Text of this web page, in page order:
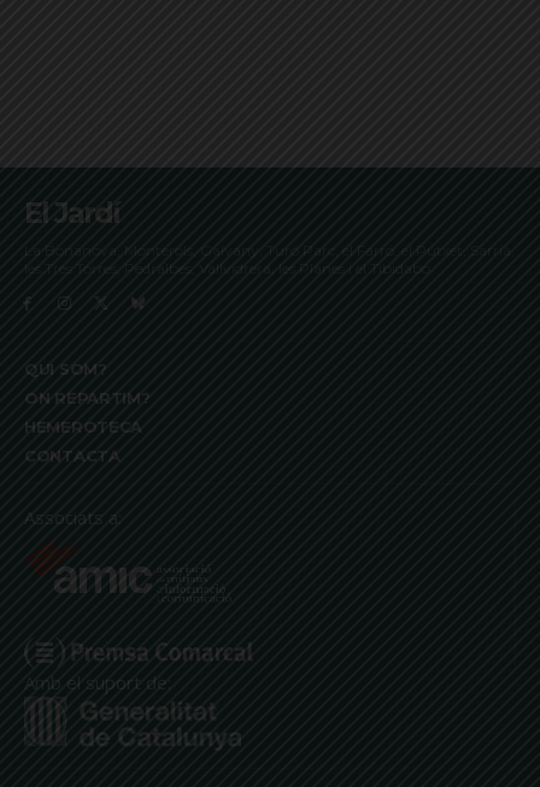
El Jardí
La Bonanova, Monterols, Galvany, Turó Parc, el Farró, el Putxet, Sarrià,
les Tres Torres, Pedralbes, Vallvidrera, les Planes i el Tibidabo
QUI SOM?
ON REPARTIM?
HEMEROTECA
CONTACTA
Associats a:
Amb el suport de: